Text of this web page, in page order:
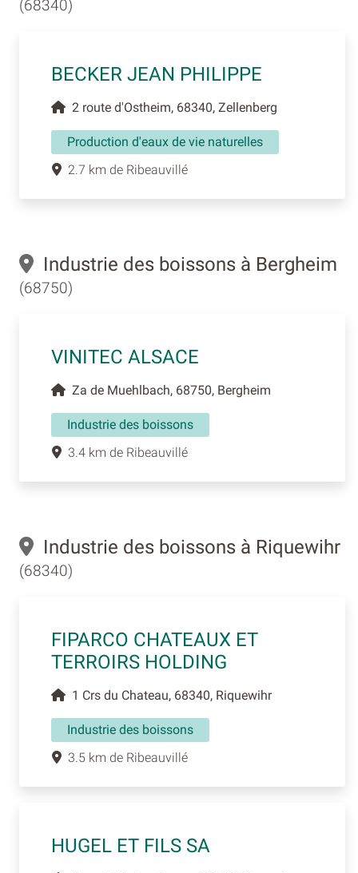
(68340)
BECKER JEAN PHILIPPE
2 route d'Ostheim, 68340, Zellenberg
Production d'eaux de vie naturelles
2.7 km de Ribeauvillé
Industrie des boissons à Bergheim
(68750)
VINITEC ALSACE
Za de Muehlbach, 68750, Bergheim
Industrie des boissons
3.4 km de Ribeauvillé
Industrie des boissons à Riquewihr
(68340)
FIPARCO CHATEAUX ET
TERROIRS HOLDING
1 Crs du Chateau, 68340, Riquewihr
Industrie des boissons
3.5 km de Ribeauvillé
HUGEL ET FILS SA